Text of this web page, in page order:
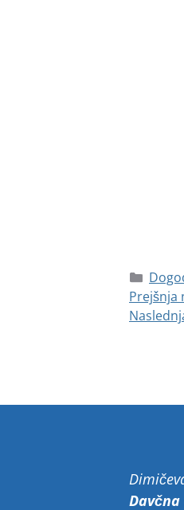
Prejšnja